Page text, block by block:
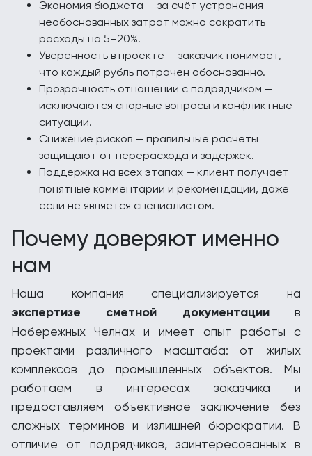
Экономия бюджета — за счёт устранения
необоснованных затрат можно сократить
расходы на 5–20%.
Уверенность в проекте — заказчик понимает,
что каждый рубль потрачен обоснованно.
Прозрачность отношений с подрядчиком —
исключаются спорные вопросы и конфликтные
ситуации.
Снижение рисков — правильные расчёты
защищают от перерасхода и задержек.
Поддержка на всех этапах — клиент получает
понятные комментарии и рекомендации, даже
если не является специалистом.
Почему доверяют именно
нам
Наша компания специализируется на
экспертизе сметной документациив
Набережных Челнах и имеет опыт работы с
проектами различного масштаба: от жилых
комплексов до промышленных объектов. Мы
работаем в интересах заказчика и
предоставляем объективное заключение без
сложных терминов и излишней бюрократии. В
отличие от подрядчиков, заинтересованных в